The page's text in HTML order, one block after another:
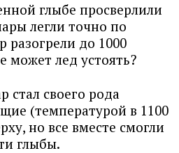
глыбе просверлили
легли точно по
до 1000
может лед устоять?
своего рода
(температурой в 1100
но все вместе смогли
глыбы.